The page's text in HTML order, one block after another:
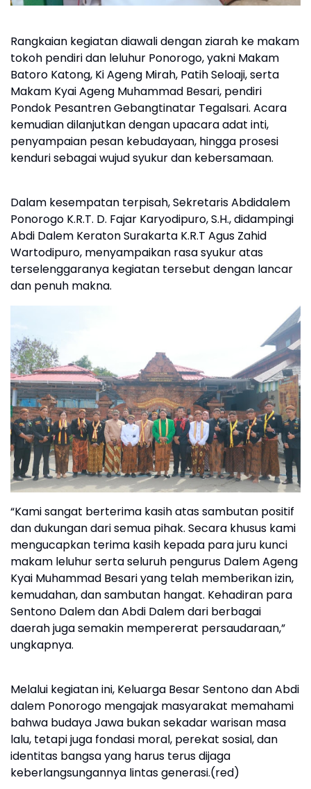
Rangkaian kegiatan diawali dengan ziarah ke makam
tokoh pendiri dan leluhur Ponorogo, yakni Makam
Batoro Katong, Ki Ageng Mirah, Patih Seloaji, serta
Makam Kyai Ageng Muhammad Besari, pendiri
Pondok Pesantren Gebangtinatar Tegalsari. Acara
kemudian dilanjutkan dengan upacara adat inti,
penyampaian pesan kebudayaan, hingga prosesi
kenduri sebagai wujud syukur dan kebersamaan.
Dalam kesempatan terpisah, Sekretaris Abdidalem
Ponorogo K.R.T. D. Fajar Karyodipuro, S.H., didampingi
Abdi Dalem Keraton Surakarta K.R.T Agus Zahid
Wartodipuro, menyampaikan rasa syukur atas
terselenggaranya kegiatan tersebut dengan lancar
dan penuh makna.
“Kami sangat berterima kasih atas sambutan positif
dan dukungan dari semua pihak. Secara khusus kami
mengucapkan terima kasih kepada para juru kunci
makam leluhur serta seluruh pengurus Dalem Ageng
Kyai Muhammad Besari yang telah memberikan izin,
kemudahan, dan sambutan hangat. Kehadiran para
Sentono Dalem dan Abdi Dalem dari berbagai
daerah juga semakin mempererat persaudaraan,”
ungkapnya.
Melalui kegiatan ini, Keluarga Besar Sentono dan Abdi
dalem Ponorogo mengajak masyarakat memahami
bahwa budaya Jawa bukan sekadar warisan masa
lalu, tetapi juga fondasi moral, perekat sosial, dan
identitas bangsa yang harus terus dijaga
keberlangsungannya lintas generasi.(red)